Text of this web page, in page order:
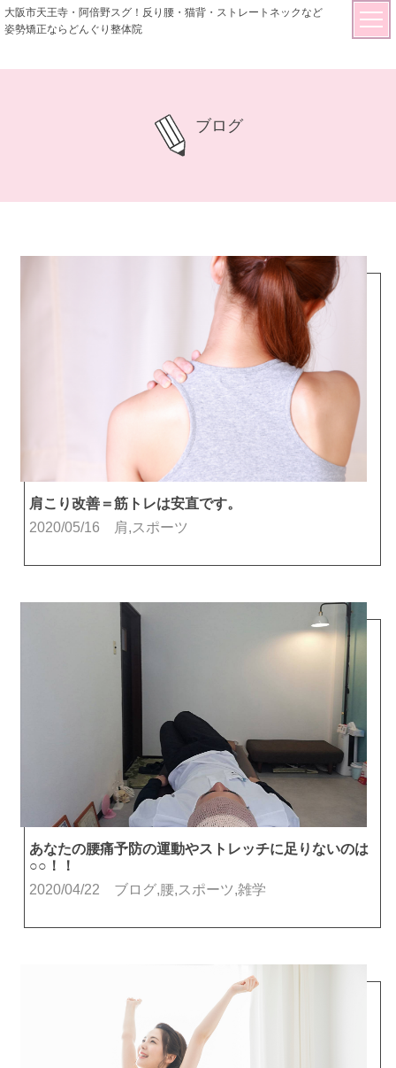
大阪市天王寺・阿倍野スグ！反り腰・猫背・ストレートネックなど
姿勢矯正ならどんぐり整体院
ブログ
肩こり改善＝筋トレは安直です。
2020/05/16
肩,スポーツ
あなたの腰痛予防の運動やストレッチに足りないのは
○○！！
2020/04/22
ブログ,腰,スポーツ,雑学